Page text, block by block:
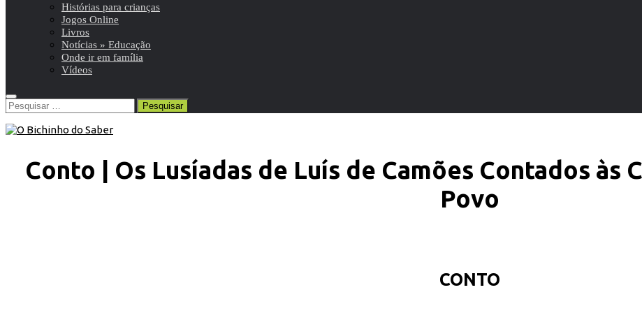
Histórias para crianças
Jogos Online
Livros
Notícias » Educação
Onde ir em família
Vídeos
Pesquisar
por:
Conto | Os Lusíadas de Luís de Camões Contados às
Povo
CONTO